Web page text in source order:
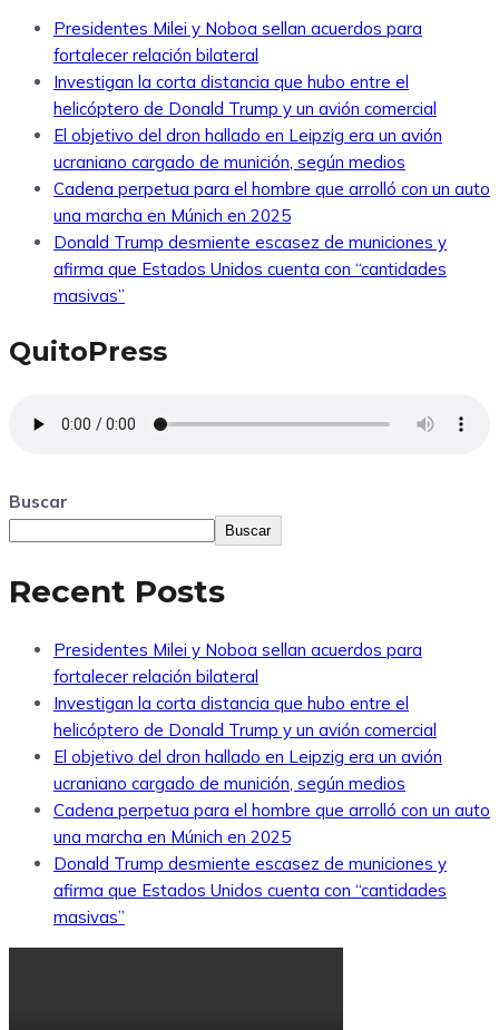
Presidentes Milei y Noboa sellan acuerdos para
fortalecer relación bilateral
Investigan la corta distancia que hubo entre el
helicóptero de Donald Trump y un avión comercial
El objetivo del dron hallado en Leipzig era un avión
ucraniano cargado de munición, según medios
Cadena perpetua para el hombre que arrolló con un auto
una marcha en Múnich en 2025
Donald Trump desmiente escasez de municiones y
afirma que Estados Unidos cuenta con “cantidades
masivas”
QuitoPress
Buscar
Buscar
Recent Posts
Presidentes Milei y Noboa sellan acuerdos para
fortalecer relación bilateral
Investigan la corta distancia que hubo entre el
helicóptero de Donald Trump y un avión comercial
El objetivo del dron hallado en Leipzig era un avión
ucraniano cargado de munición, según medios
Cadena perpetua para el hombre que arrolló con un auto
una marcha en Múnich en 2025
Donald Trump desmiente escasez de municiones y
afirma que Estados Unidos cuenta con “cantidades
masivas”